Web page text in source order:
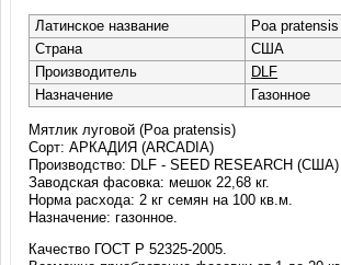
Латинское название
Poa pratensis
Страна
США
Производитель
DLF
Назначение
Газонное
Мятлик луговой (Poa pratensis)
Сорт: АРКАДИЯ (ARCADIA)
Производство: DLF - SEED RESEARCH (США)
Заводская фасовка: мешок 22,68 кг.
Норма расхода: 2 кг семян на 100 кв.м.
Назначение: газонное.
Качество ГОСТ Р 52325-2005.